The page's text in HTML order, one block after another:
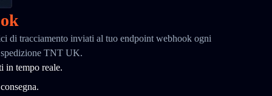
di tracciamento inviati al tuo endpoint webhook ogni
spedizione TNT UK.
in tempo reale.